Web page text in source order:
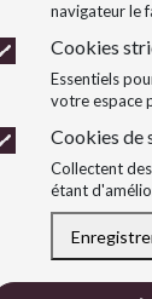
navigateur le
Cookies
Essentiels
votre espace
Cookies de
Collectent
étant